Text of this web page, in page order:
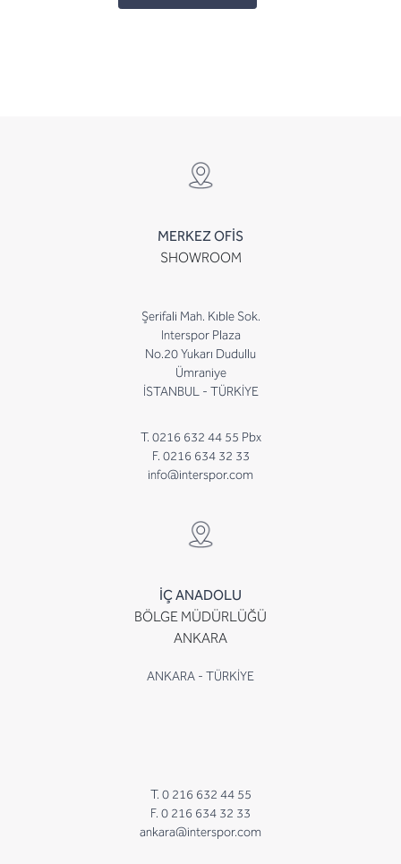
MERKEZ OFİS
SHOWROOM
Şerifali Mah. Kıble Sok.
Interspor Plaza
No.20 Yukarı Dudullu
Ümraniye
İSTANBUL - TÜRKİYE
T. 0216 632 44 55 Pbx
F. 0216 634 32 33
info@interspor.com
İÇ ANADOLU
BÖLGE MÜDÜRLÜĞÜ
ANKARA
ANKARA - TÜRKİYE
T. 0 216 632 44 55
F. 0 216 634 32 33
ankara@interspor.com